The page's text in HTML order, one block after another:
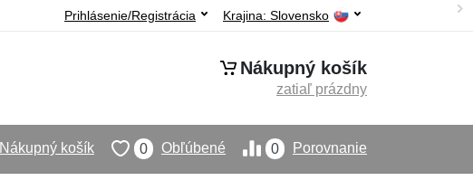
Krajina: Slovensko
Prihlásenie/Registrácia
Nákupný košík
zatiaľ prázdny
0 Porovnanie
0 Obľúbené
Nákupný košík